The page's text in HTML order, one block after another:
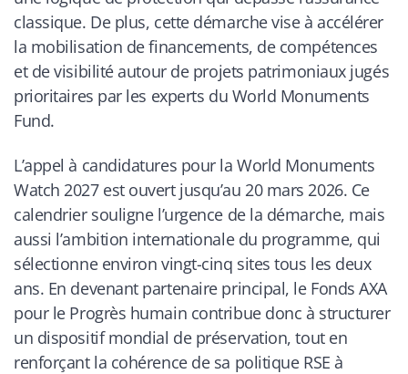
classique. De plus, cette démarche vise à accélérer
la mobilisation de financements, de compétences
et de visibilité autour de projets patrimoniaux jugés
prioritaires par les experts du World Monuments
Fund.
L’appel à candidatures pour la World Monuments
Watch 2027 est ouvert jusqu’au 20 mars 2026. Ce
calendrier souligne l’urgence de la démarche, mais
aussi l’ambition internationale du programme, qui
sélectionne environ vingt-cinq sites tous les deux
ans. En devenant partenaire principal, le Fonds AXA
pour le Progrès humain contribue donc à structurer
un dispositif mondial de préservation, tout en
renforçant la cohérence de sa politique RSE à